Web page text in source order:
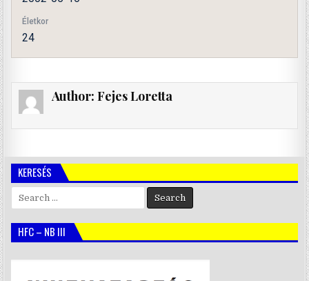
Életkor
24
Author: Fejes Loretta
KERESÉS
Search
for:
HFC – NB III